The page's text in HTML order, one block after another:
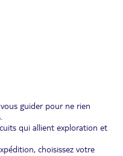
guider pour ne rien
qui allient exploration et
choisissez votre